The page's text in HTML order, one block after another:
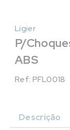
Ligier
P/
ABS
Ref: PFL0018
Descrição